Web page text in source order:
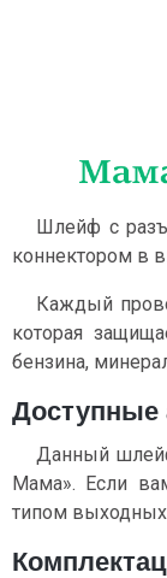
Шлейф с
коннектором в
Каждый
которая
бензина,
Доступные
Данный
Мама». Если
типом выходных